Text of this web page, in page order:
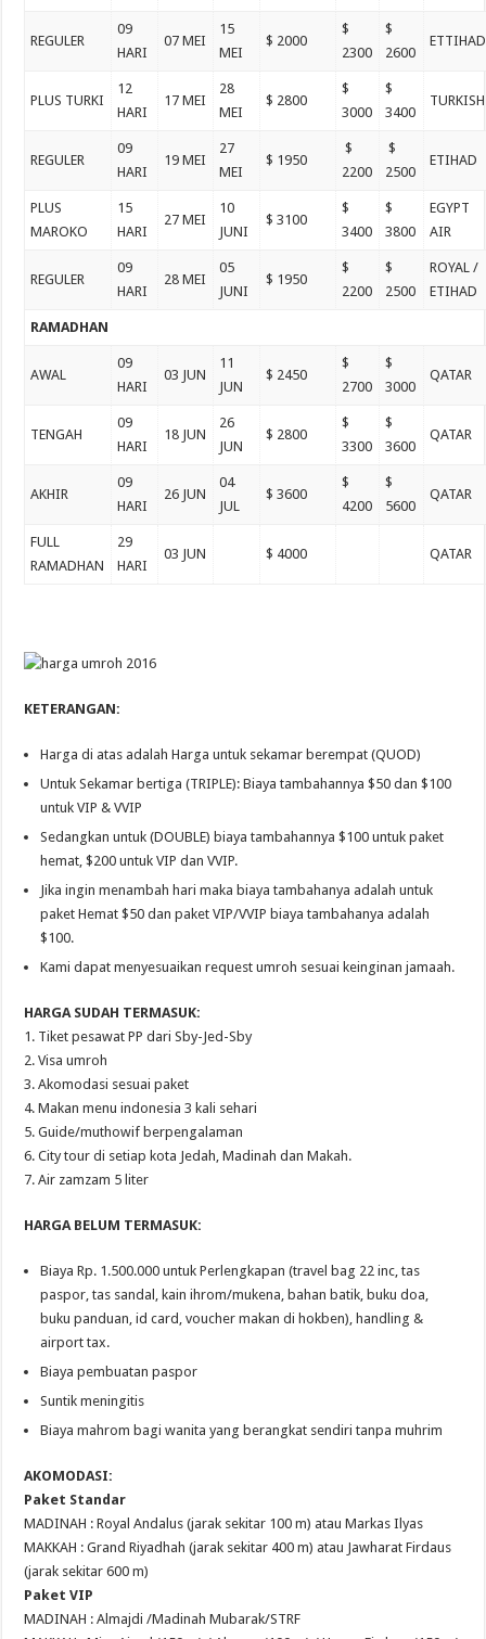
REGULER
09
HARI
07 MEI
15
MEI
$ 2000
$
2300
$
2600
ETTIHAD
PLUS TURKI
12
HARI
17 MEI
28
MEI
$ 2800
$
3000
$
3400
TURKISH
REGULER
09
HARI
19 MEI
27
MEI
$ 1950
$
2200
$
2500
ETIHAD
PLUS
MAROKO
15
HARI
27 MEI
10
JUNI
$ 3100
$
3400
$
3800
EGYPT
AIR
REGULER
09
HARI
28 MEI
05
JUNI
$ 1950
$
2200
$
2500
ROYAL /
ETIHAD
RAMADHAN
AWAL
09
HARI
03 JUN
11
JUN
$ 2450
$
2700
$
3000
QATAR
TENGAH
09
HARI
18 JUN
26
JUN
$ 2800
$
3300
$
3600
QATAR
AKHIR
09
HARI
26 JUN
04
JUL
$ 3600
$
4200
$
5600
QATAR
FULL
RAMADHAN
29
HARI
03 JUN $ 4000 QATAR
KETERANGAN:
Harga di atas adalah Harga untuk sekamar berempat (QUOD)
Untuk Sekamar bertiga (TRIPLE): Biaya tambahannya $50 dan $100
untuk VIP & VVIP
Sedangkan untuk (DOUBLE) biaya tambahannya $100 untuk paket
hemat, $200 untuk VIP dan VVIP.
Jika ingin menambah hari maka biaya tambahanya adalah untuk
paket Hemat $50 dan paket VIP/VVIP biaya tambahanya adalah
$100.
Kami dapat menyesuaikan request umroh sesuai keinginan jamaah.
HARGA SUDAH TERMASUK:
1. Tiket pesawat PP dari Sby-Jed-Sby
2. Visa umroh
3. Akomodasi sesuai paket
4. Makan menu indonesia 3 kali sehari
5. Guide/muthowif berpengalaman
6. City tour di setiap kota Jedah, Madinah dan Makah.
7. Air zamzam 5 liter
HARGA BELUM TERMASUK:
Biaya Rp. 1.500.000 untuk Perlengkapan (travel bag 22 inc, tas
paspor, tas sandal, kain ihrom/mukena, bahan batik, buku doa,
buku panduan, id card, voucher makan di hokben), handling &
airport tax.
Biaya pembuatan paspor
Suntik meningitis
Biaya mahrom bagi wanita yang berangkat sendiri tanpa muhrim
AKOMODASI:
Paket Standar
MADINAH : Royal Andalus (jarak sekitar 100 m) atau Markas Ilyas
MAKKAH : Grand Riyadhah (jarak sekitar 400 m) atau Jawharat Firdaus
(jarak sekitar 600 m)
Paket VIP
MADINAH : Almajdi /Madinah Mubarak/STRF